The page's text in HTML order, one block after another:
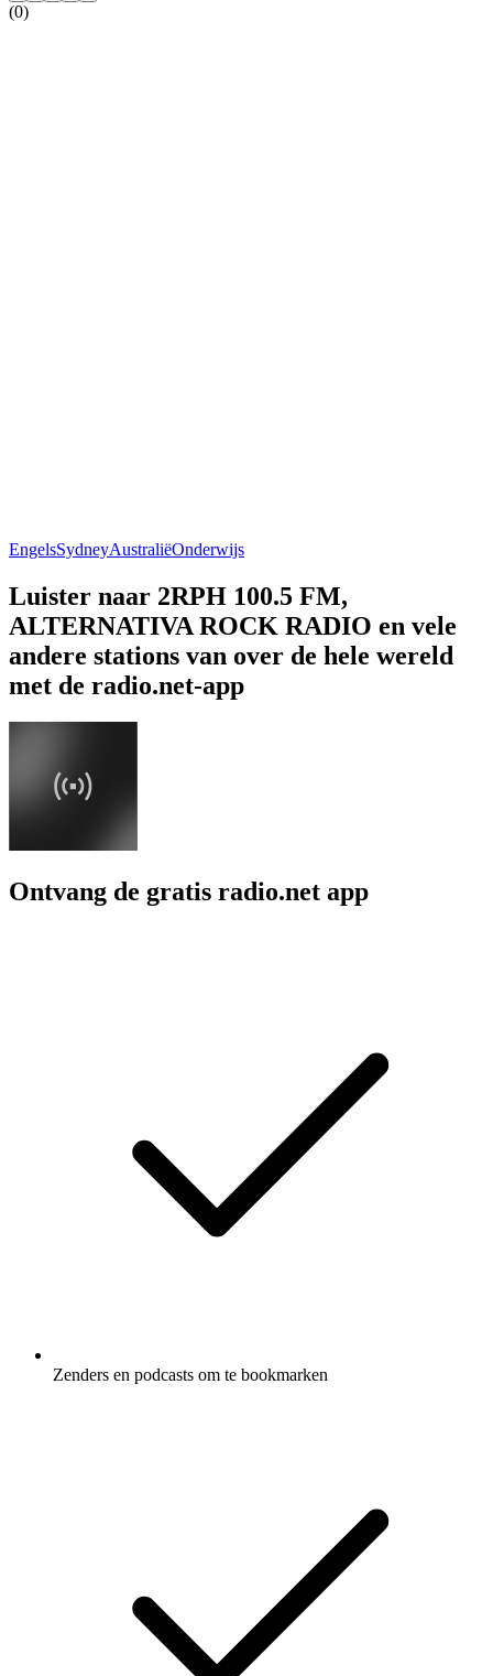
(0)
EngelsSydneyAustraliëOnderwijs
Luister naar 2RPH 100.5 FM,
ALTERNATIVA ROCK RADIO en vele
andere stations van over de hele wereld
met de radio.net-app
Ontvang de gratis radio.net app
Zenders en podcasts om te bookmarken